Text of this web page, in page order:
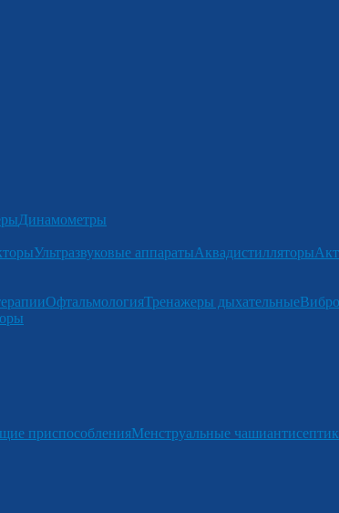
Динамометры
Ультразвуковые аппаратыАквадистилляторы
ОфтальмологияТренажеры дыхательные
приспособленияМенструальные чаши